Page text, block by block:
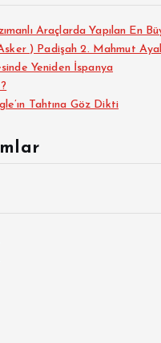
Araçlarda Yapılan En
) Padişah 2. Mahmut
Yeniden İspanya
Tahtına Göz Dikti